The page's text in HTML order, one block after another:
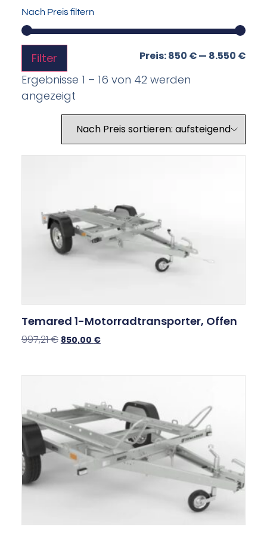
Nach Preis filtern
Filter Preis:850 €— 8.550 €
Ergebnisse 1 – 16 von 42 werden
angezeigt
Temared 1-Motorradtransporter, Offen
997,21€ 850,00 €